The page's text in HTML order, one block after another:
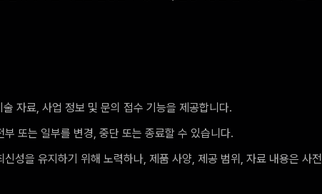
자료, 사업 정보 및 문의 접수 기능을 제공합니다.
또는 일부를 변경, 중단 또는 종료할 수 있습니다.
성을 유지하기 위해 노력하나, 제품 사양, 제공 범위, 자료 내용은 사전